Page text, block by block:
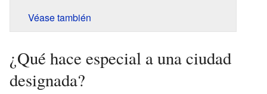
Véase también
¿Qué hace especial a una ciudad
designada?